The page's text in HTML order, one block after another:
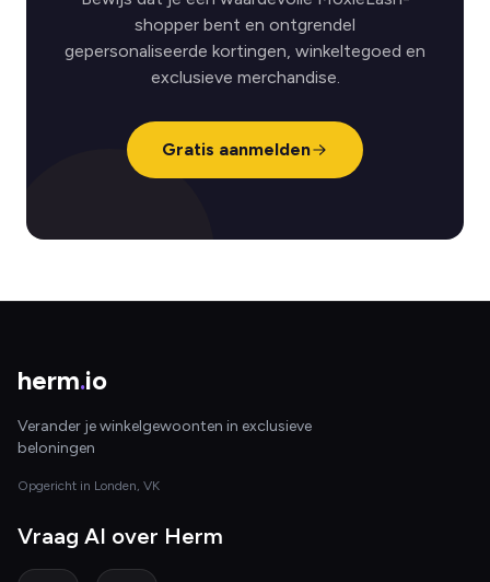
shopper bent en ontgrendel
gepersonaliseerde kortingen, winkeltegoed en
exclusieve merchandise.
Gratis aanmelden
herm.io
Verander je winkelgewoonten in exclusieve
beloningen
Opgericht in Londen, VK
Vraag AI over Herm